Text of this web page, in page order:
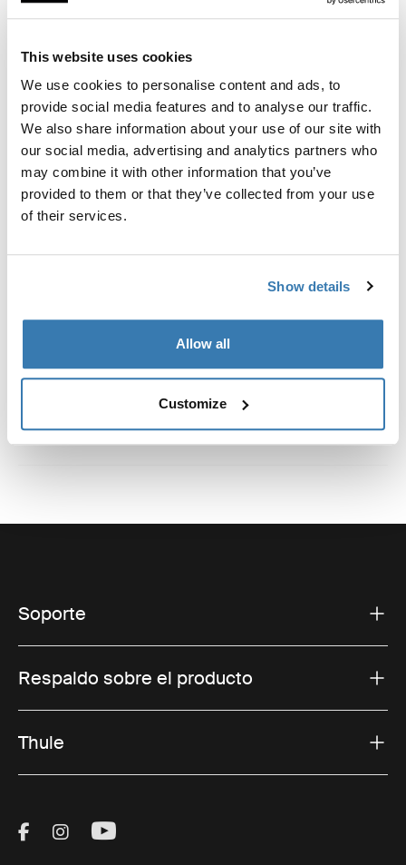
This website uses cookies
We use cookies to personalise content and ads, to
provide social media features and to analyse our traffic.
We also share information about your use of our site with
our social media, advertising and analytics partners who
may combine it with other information that you’ve
provided to them or that they’ve collected from your use
of their services.
Show details
Allow all
Customize
Kit de ajuste a la medida para montar un sistema de
portaequipajes de techo Thule en vehículos con puntos
de fijación integrados, perfil en T o puntos de fijación
de portaequipajes de instalación personalizada.
Toggle guides and instructions
Soporte
Respaldo sobre el producto
Thule
Visit Thule on Facebook (external link)
Visit Thule on Instagram (external link)
Visit Thule on Youtube (external